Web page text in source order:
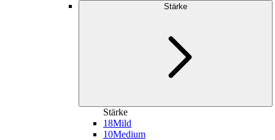
Stärke
Stärke
18Mild
10Medium